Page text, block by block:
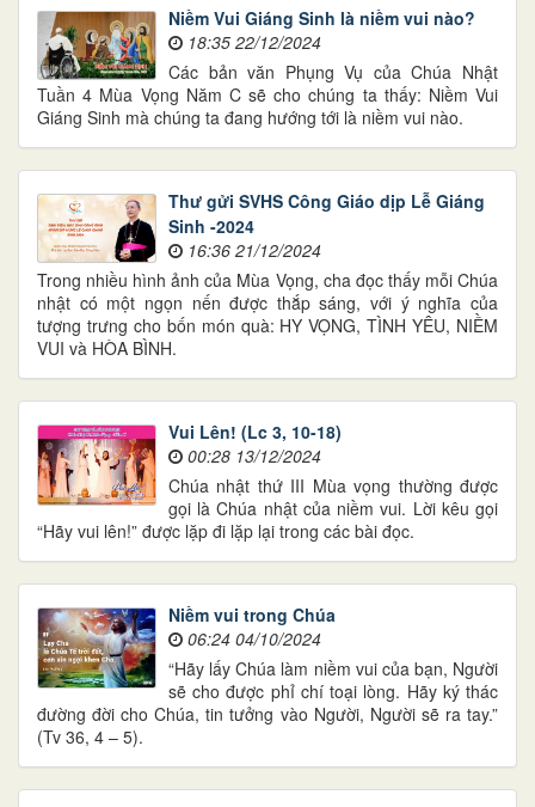
Niềm Vui Giáng Sinh là niềm vui nào?
18:35 22/12/2024
Các bản văn Phụng Vụ của Chúa Nhật
Tuần 4 Mùa Vọng Năm C sẽ cho chúng ta thấy: Niềm Vui
Giáng Sinh mà chúng ta đang hướng tới là niềm vui nào.
Thư gửi SVHS Công Giáo dịp Lễ Giáng
Sinh -2024
16:36 21/12/2024
Trong nhiều hình ảnh của Mùa Vọng, cha đọc thấy mỗi Chúa
nhật có một ngọn nến được thắp sáng, với ý nghĩa của
tượng trưng cho bốn món quà: HY VỌNG, TÌNH YÊU, NIỀM
VUI và HÒA BÌNH.
Vui Lên! (Lc 3, 10-18)
00:28 13/12/2024
Chúa nhật thứ III Mùa vọng thường được
gọi là Chúa nhật của niềm vui. Lời kêu gọi
“Hãy vui lên!” được lặp đi lặp lại trong các bài đọc.
Niềm vui trong Chúa
06:24 04/10/2024
“Hãy lấy Chúa làm niềm vui của bạn, Người
sẽ cho được phỉ chí toại lòng. Hãy ký thác
đường đời cho Chúa, tin tưởng vào Người, Người sẽ ra tay.”
(Tv 36, 4 – 5).